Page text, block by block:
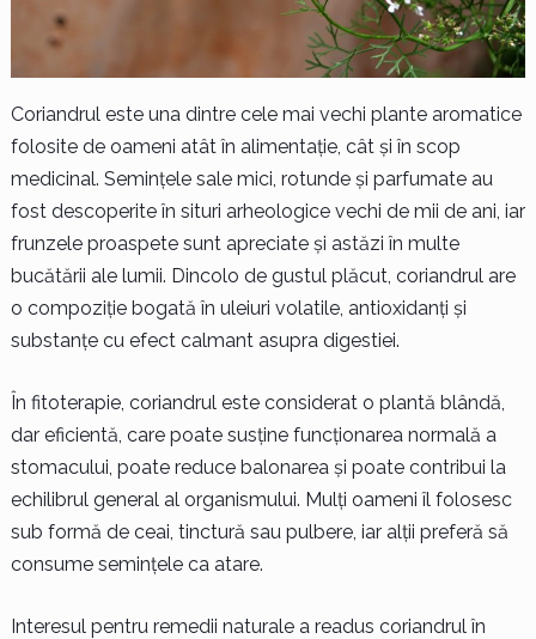
Coriandrul este una dintre cele mai vechi plante aromatice
folosite de oameni atât în alimentație, cât și în scop
medicinal. Semințele sale mici, rotunde și parfumate au
fost descoperite în situri arheologice vechi de mii de ani, iar
frunzele proaspete sunt apreciate și astăzi în multe
bucătării ale lumii. Dincolo de gustul plăcut, coriandrul are
o compoziție bogată în uleiuri volatile, antioxidanți și
substanțe cu efect calmant asupra digestiei.
În fitoterapie, coriandrul este considerat o plantă blândă,
dar eficientă, care poate susține funcționarea normală a
stomacului, poate reduce balonarea și poate contribui la
echilibrul general al organismului. Mulți oameni îl folosesc
sub formă de ceai, tinctură sau pulbere, iar alții preferă să
consume semințele ca atare.
Interesul pentru remedii naturale a readus coriandrul în